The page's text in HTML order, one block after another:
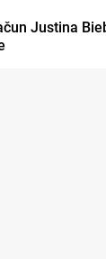
Justina